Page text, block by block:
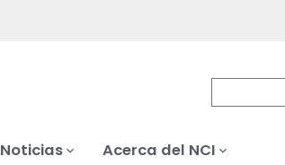
Noticias Acerca del NCI